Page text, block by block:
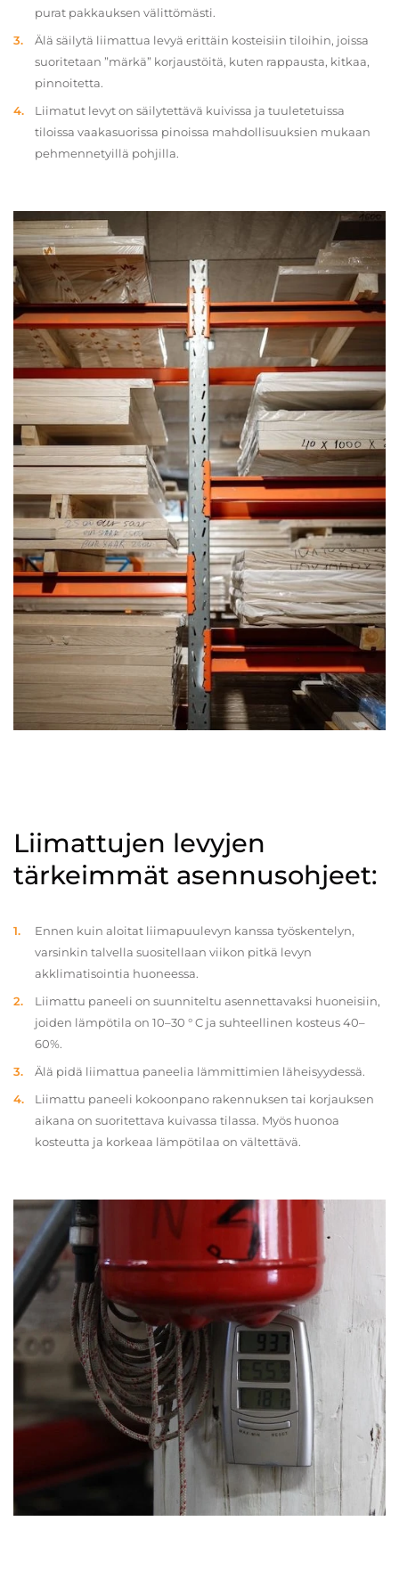
purat pakkauksen välittömästi.
Älä säilytä liimattua levyä erittäin kosteisiin tiloihin, joissa
suoritetaan ”märkä” korjaustöitä, kuten rappausta, kitkaa,
pinnoitetta.
Liimatut levyt on säilytettävä kuivissa ja tuuletetuissa
tiloissa vaakasuorissa pinoissa mahdollisuuksien mukaan
pehmennetyillä pohjilla.
Liimattujen levyjen
tärkeimmät asennusohjeet:
Ennen kuin aloitat liimapuulevyn kanssa työskentelyn,
varsinkin talvella suositellaan viikon pitkä levyn
akklimatisointia huoneessa.
Liimattu paneeli on suunniteltu asennettavaksi huoneisiin,
joiden lämpötila on 10–30 ° C ja suhteellinen kosteus 40–
60%.
Älä pidä liimattua paneelia lämmittimien läheisyydessä.
Liimattu paneeli kokoonpano rakennuksen tai korjauksen
aikana on suoritettava kuivassa tilassa. Myös huonoa
kosteutta ja korkeaa lämpötilaa on vältettävä.